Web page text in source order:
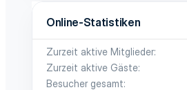
Online-Statistiken
Zurzeit aktive Mitglieder
Zurzeit aktive Gäste
Besucher gesamt